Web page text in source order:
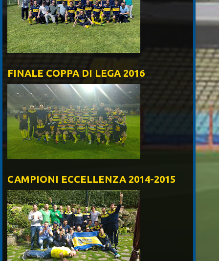
FINALE COPPA DI LEGA 2016
CAMPIONI ECCELLENZA 2014-2015